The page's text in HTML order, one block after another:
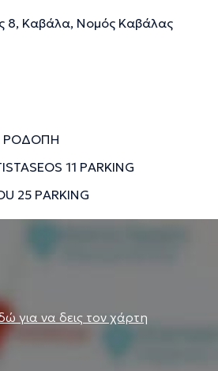
8, Καβάλα, Νομός Καβάλας
ΡΟΔΟΠΗ
11 PARKING
25 PARKING
για να δεις τον χάρτη